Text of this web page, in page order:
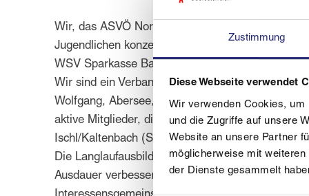
Zustimmung
Diese Webseite verwendet
Wir verwenden Cookies,
und die Zugriffe auf unsere
Website an unsere Partner
möglicherweise mit
der Dienste gesammelt
Wir, das ASVÖ Nordic Team Salzkammergut,
Jugendlichen konzentriert. Die Sparte Biathlon
WSV Sparkasse Bad Ischl und des SV Bad
Wir sind ein Verband aus Sportlern aus dem
Wolfgang, Abersee, Bad Ischl, Gschwandt bei
aktive Mitglieder, die dem nordischen Sport im
Ischl/Kaltenbach (Sparkassenarena) und im
Die Langlaufausbildung ist bei uns ebenfalls
Ausdauer verbessert. Unsere wichtigste